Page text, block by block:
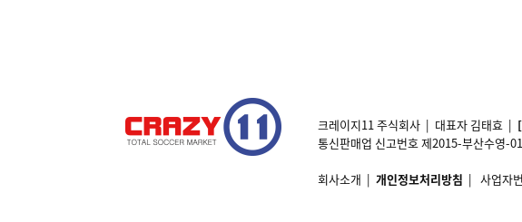
크레이지11 주식회사 | 대표자 김태효 |
통신판매업 신고번호 제2015-부산수
회사소개 | 개인정보처리방침 | 사업자